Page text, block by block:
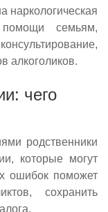
наркологическая
помощи семьям,
алкоголиков.
чего
родственники
которые могут
ошибок поможет
сохранить